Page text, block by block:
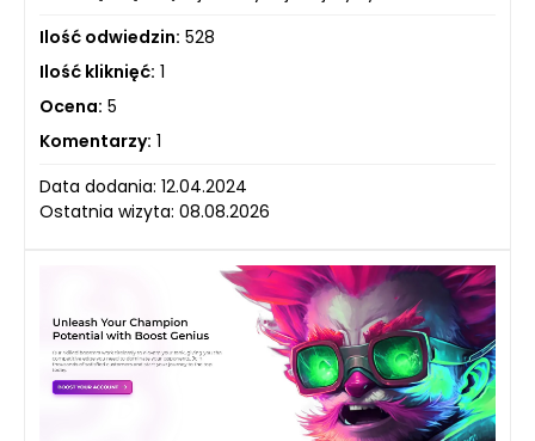
Ilość odwiedzin: 528
Ilość kliknięć: 1
Ocena: 5
Komentarzy: 1
Data dodania: 12.04.2024
Ostatnia wizyta: 08.08.2026